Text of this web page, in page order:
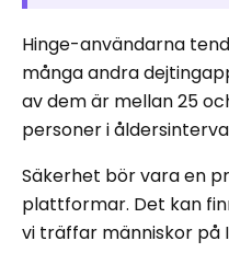
Hinge-användarna
många andra
av dem är mellan 25
personer i
Säkerhet bör vara en
plattformar. Det kan
vi träffar människor på